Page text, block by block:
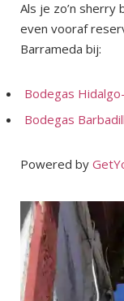
Als je zo’n
even vooraf
Barrameda bij:
Bodegas
Bodegas
Powered by